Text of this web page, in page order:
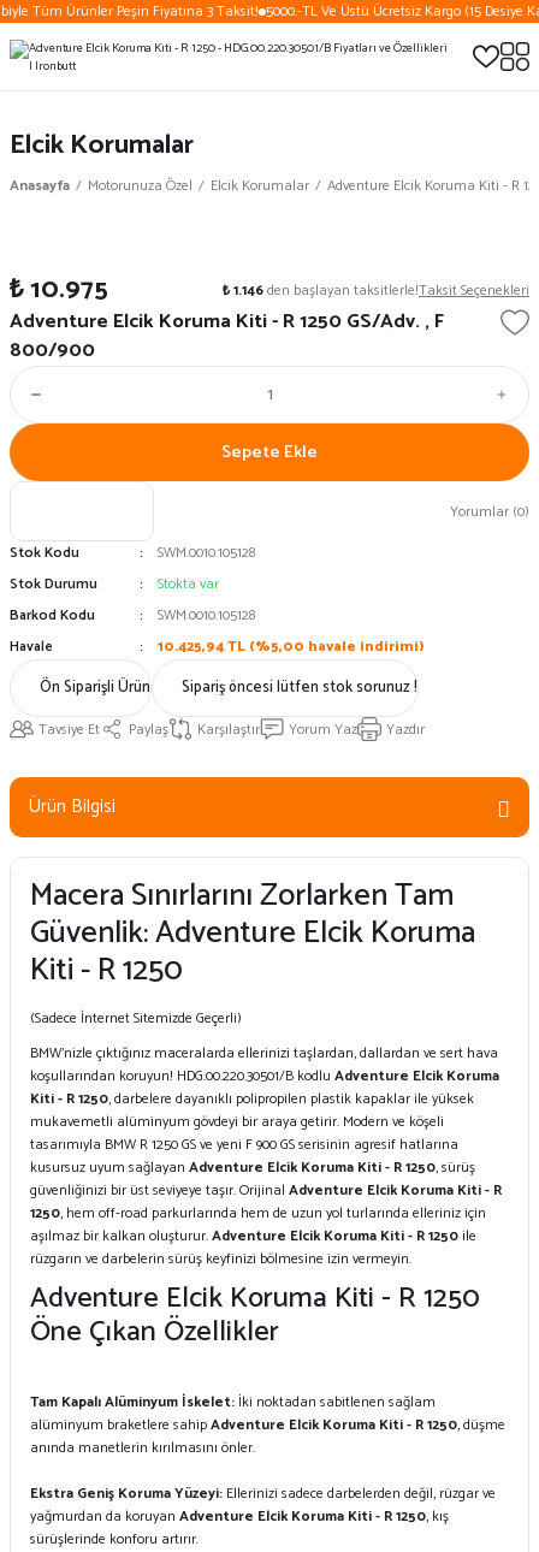
Tüm Ürünler Peşin Fiyatına 3 Taksit! 5000.-TL Ve Üstü Ücretsiz Kargo (15 Desiye
Elcik Korumalar
Anasayfa Motorunuza Özel Elcik Korumalar Adventure Elcik Koruma Kiti - R
Yorumlar (0)
Adventure Elcik Koruma Kiti - R 1250 GS/Adv. , F
800/900
₺ 10.975 ₺ 1.146den başlayan taksitlerle!Taksit Seçenekleri
Stok Kodu
SWM.0010.105128
Stok Durumu
Stokta var
Barkod Kodu
SWM.0010.105128
Havale
10.425,94 TL (%5,00 havale indirimi)
Sepete Ekle
Ön Siparişli Ürün Sipariş öncesi lütfen stok sorunuz !
Tavsiye Et Paylaş Karşılaştır Yorum Yaz Yazdır
Ürün Bilgisi
Macera Sınırlarını Zorlarken Tam
Güvenlik: Adventure Elcik Koruma
Kiti - R 1250
(Sadece İnternet Sitemizde Geçerli)
BMW’nizle çıktığınız maceralarda ellerinizi taşlardan, dallardan ve sert hava
koşullarından koruyun! HDG.00.220.30501/B kodlu Adventure Elcik Koruma
Kiti - R 1250, darbelere dayanıklı polipropilen plastik kapaklar ile yüksek
mukavemetli alüminyum gövdeyi bir araya getirir. Modern ve köşeli
tasarımıyla BMW R 1250 GS ve yeni F 900 GS serisinin agresif hatlarına
kusursuz uyum sağlayan Adventure Elcik Koruma Kiti - R 1250, sürüş
güvenliğinizi bir üst seviyeye taşır. Orijinal Adventure Elcik Koruma Kiti - R
1250, hem off-road parkurlarında hem de uzun yol turlarında elleriniz için
aşılmaz bir kalkan oluşturur.Adventure Elcik Koruma Kiti - R 1250ile
rüzgarın ve darbelerin sürüş keyfinizi bölmesine izin vermeyin.
Adventure Elcik Koruma Kiti - R 1250
Öne Çıkan Özellikler
Tam Kapalı Alüminyum İskelet: İki noktadan sabitlenen sağlam
alüminyum braketlere sahipAdventure Elcik Koruma Kiti - R 1250, düşme
anında manetlerin kırılmasını önler.
Ekstra Geniş Koruma Yüzeyi: Ellerinizi sadece darbelerden değil, rüzgar ve
yağmurdan da koruyan Adventure Elcik Koruma Kiti - R 1250, kış
sürüşlerinde konforu artırır.